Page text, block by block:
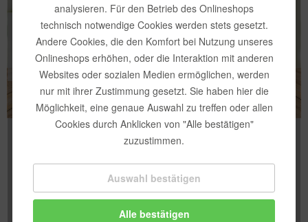
analysieren. Für den Betrieb des Onlineshops
technisch notwendige Cookies werden stets gesetzt.
Andere Cookies, die den Komfort bei Nutzung unseres
Onlineshops erhöhen, oder die Interaktion mit anderen
Websites oder sozialen Medien ermöglichen, werden
nur mit ihrer Zustimmung gesetzt. Sie haben hier die
Möglichkeit, eine genaue Auswahl zu treffen oder allen
Cookies durch Anklicken von "Alle bestätigen"
zuzustimmen.
Technisch erforderlich
Komfortfunktionen
Auswahl bestätigen
Alle bestätigen
senseBag Taschen
& Wallets